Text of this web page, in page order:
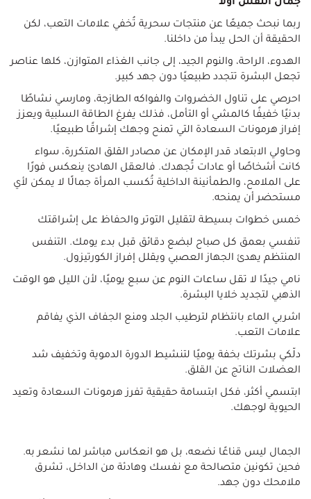
جمال النفس أولاً
ربما نبحث جميعًا عن منتجات سحرية تُخفي علامات التعب، لكن
الحقيقة أن الحل يبدأ من داخلنا.
الهدوء، الراحة، والنوم الجيد، إلى جانب الغذاء المتوازن، كلها عناصر
تجعل البشرة تتجدد طبيعيًا دون جهد كبير.
احرصي على تناول الخضروات والفواكه الطازجة، ومارسي نشاطًا
بدنيًا خفيفًا كالمشي أو التأمل، فذلك يفرغ الطاقة السلبية ويعزز
إفراز هرمونات السعادة التي تمنح وجهك إشراقًا طبيعيًا.
وحاولي الابتعاد قدر الإمكان عن مصادر القلق المتكررة، سواء
كانت أشخاصًا أو عادات تُجهدك. فالعقل الهادئ ينعكس فورًا
على الملامح، والطمأنينة الداخلية تُكسب المرأة جمالًا لا يمكن لأي
مستحضر أن يمنحه.
خمس خطوات بسيطة لتقليل التوتر والحفاظ على إشراقتك
تنفسي بعمق كل صباح لبضع دقائق قبل بدء يومك. التنفس
المنتظم يهدئ الجهاز العصبي ويقلل إفراز الكورتيزول.
نامي جيدًا لا تقل ساعات النوم عن سبع يوميًا، لأن الليل هو الوقت
الذهبي لتجديد خلايا البشرة.
اشربي الماء بانتظام لترطيب الجلد ومنع الجفاف الذي يفاقم
علامات التعب.
دلّكي بشرتك بخفة يوميًا لتنشيط الدورة الدموية وتخفيف شد
العضلات الناتج عن القلق.
ابتسمي أكثر، فكل ابتسامة حقيقية تفرز هرمونات السعادة وتعيد
الحيوية لوجهك.
الجمال ليس قناعًا نضعه، بل هو انعكاس مباشر لما نشعر به.
فحين تكونين متصالحة مع نفسك وهادئة من الداخل، تشرق
ملامحك دون جهد.